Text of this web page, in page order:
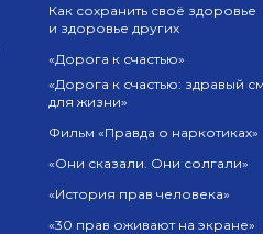
Как сохранить своё здоровье
и здоровье других
«Дорога к счастью»
«Дорога к счастью: здравый
для жизни»
Фильм «Правда о наркотиках»
«Они сказали. Они солгали»
«История прав человека»
«30 прав оживают на экране»